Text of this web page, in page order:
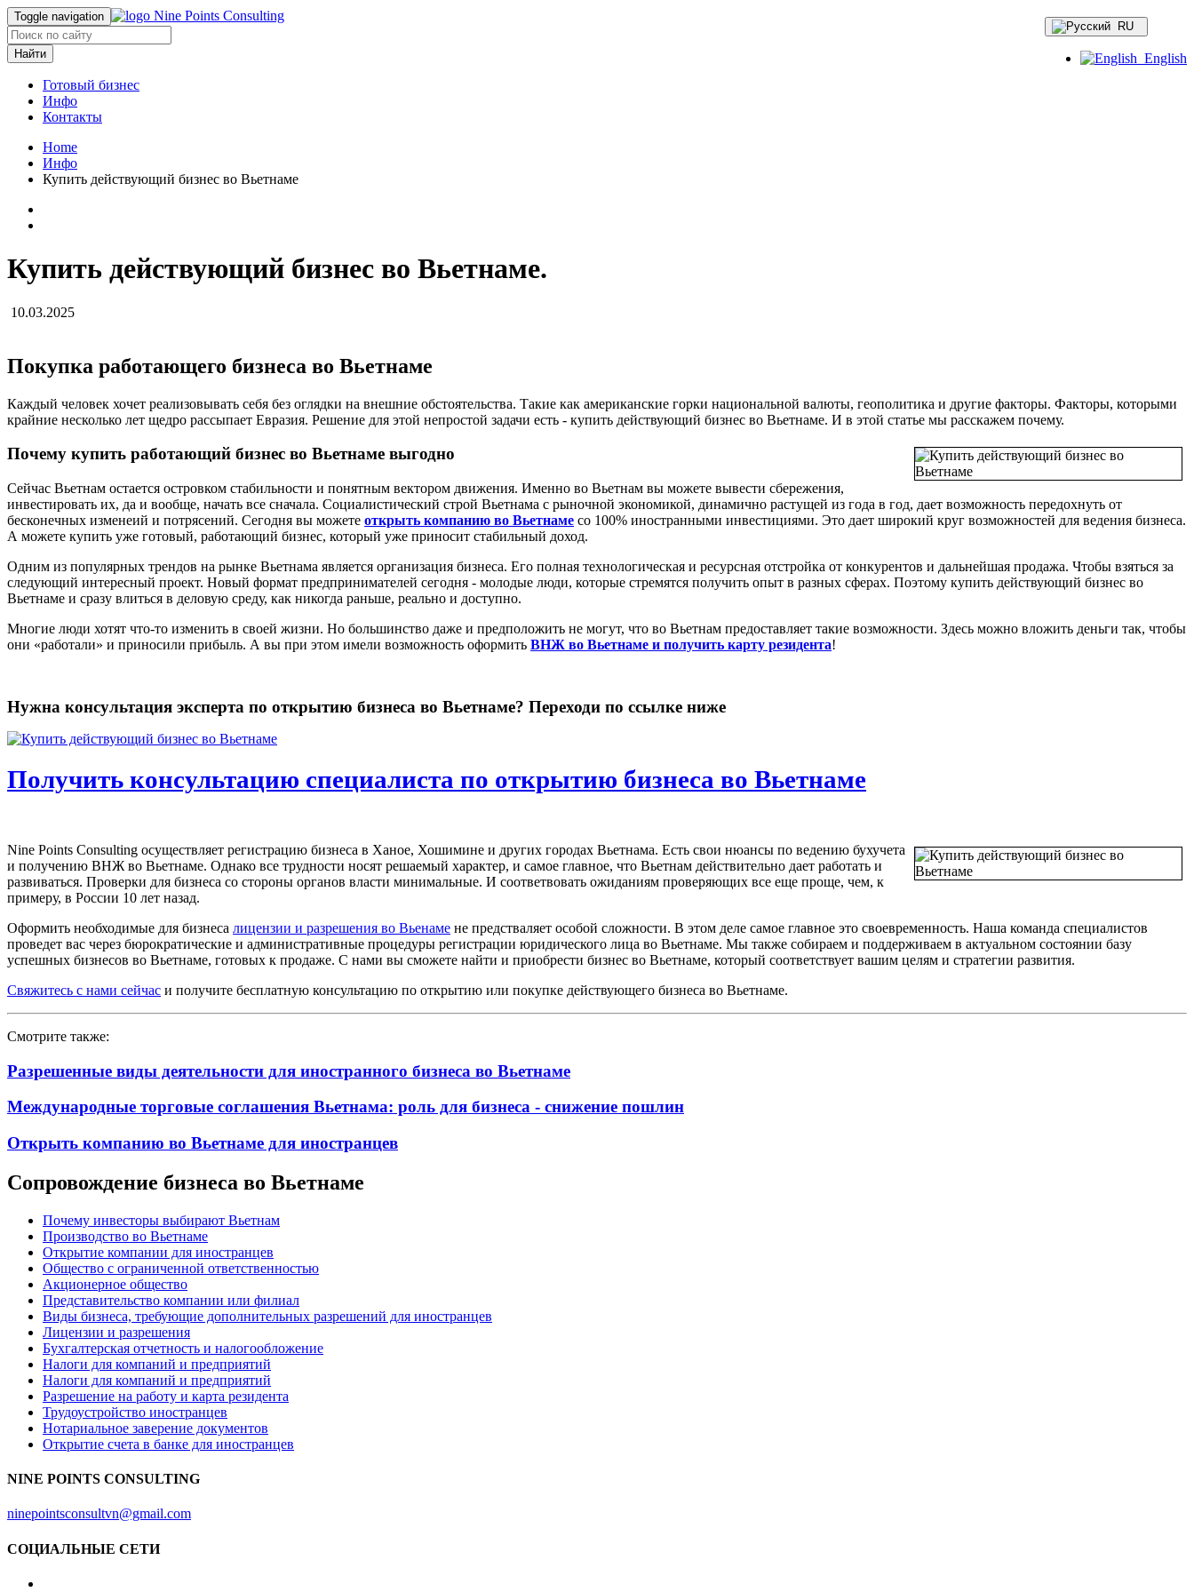
Toggle navigation
RU
English
Найти
Готовый бизнес
Инфо
Контакты
Home
Инфо
Купить действующий бизнес во Вьетнаме
Купить действующий бизнес во Вьетнаме.
10.03.2025
Покупка работающего бизнеса во Вьетнаме
Каждый человек хочет реализовывать себя без оглядки на внешние обстоятельства. Такие как американские горки национальной валюты, геополитика и другие факторы. Факторы, которыми
крайние несколько лет щедро рассыпает Евразия. Решение для этой непростой задачи есть - купить действующий бизнес во Вьетнаме. И в этой статье мы расскажем почему.
Почему купить работающий бизнес во Вьетнаме выгодно
Сейчас Вьетнам остается островком стабильности и понятным вектором движения. Именно во Вьетнам вы можете вывести сбережения,
инвестировать их, да и вообще, начать все сначала. Социалистический строй Вьетнама с рыночной экономикой, динамично растущей из года в год, дает возможность передохнуть от
бесконечных изменеий и потрясений. Сегодня вы можете открыть компанию во Вьетнаме со 100% иностранными инвестициями. Это дает широкий круг возможностей для ведения бизнеса.
А можете купить уже готовый, работающий бизнес, который уже приносит стабильный доход.
Одним из популярных трендов на рынке Вьетнама является организация бизнеса. Его полная технологическая и ресурсная отстройка от конкурентов и дальнейшая продажа. Чтобы взяться за
следующий интересный проект. Новый формат предпринимателей сегодня - молодые люди, которые стремятся получить опыт в разных сферах. Поэтому купить действующий бизнес во
Вьетнаме и сразу влиться в деловую среду, как никогда раньше, реально и доступно.
Многие люди хотят что-то изменить в своей жизни. Но большинство даже и предположить не могут, что во Вьетнам предоставляет такие возможности. Здесь можно вложить деньги так, чтобы
они «работали» и приносили прибыль. А вы при этом имели возможность оформить ВНЖ во Вьетнаме и получить карту резидента!
Нужна консультация эксперта по открытию бизнеса во Вьетнаме? Переходи по ссылке ниже
Получить консультацию специалиста по открытию бизнеса во Вьетнаме
Nine Points Consulting осуществляет регистрацию бизнеса в Ханое, Хошимине и других городах Вьетнама. Есть свои нюансы по ведению бухучета
и получению ВНЖ во Вьетнаме. Однако все трудности носят решаемый характер, и самое главное, что Вьетнам действительно дает работать и
развиваться. Проверки для бизнеса со стороны органов власти минимальные. И соответвовать ожиданиям проверяющих все еще проще, чем, к
примеру, в России 10 лет назад.
Оформить необходимые для бизнеса лицензии и разрешения во Вьенаме не предстваляет особой сложности. В этом деле самое главное это своевременность. Наша команда специалистов
проведет вас через бюрократические и административные процедуры регистрации юридического лица во Вьетнаме. Мы также собираем и поддерживаем в актуальном состоянии базу
успешных бизнесов во Вьетнаме, готовых к продаже. С нами вы сможете найти и приобрести бизнес во Вьетнаме, который соответствует вашим целям и стратегии развития.
Свяжитесь с нами сейчас и получите бесплатную консультацию по открытию или покупке действующего бизнеса во Вьетнаме.
Смотрите также:
Разрешенные виды деятельности для иностранного бизнеса во Вьетнаме
Международные торговые соглашения Вьетнама: роль для бизнеса - снижение пошлин
Открыть компанию во Вьетнаме для иностранцев
Сопровождение бизнеса во Вьетнаме
Почему инвесторы выбирают Вьетнам
Производство во Вьетнаме
Открытие компании для иностранцев
Общество с ограниченной ответственностью
Акционерное общество
Представительство компании или филиал
Виды бизнеса, требующие дополнительных разрешений для иностранцев
Лицензии и разрешения
Бухгалтерская отчетность и налогообложение
Налоги для компаний и предприятий
Налоги для компаний и предприятий
Разрешение на работу и карта резидента
Трудоустройство иностранцев
Нотариальное заверение документов
Открытие счета в банке для иностранцев
NINE POINTS CONSULTING
ninepointsconsultvn@gmail.com
СОЦИАЛЬНЫЕ СЕТИ